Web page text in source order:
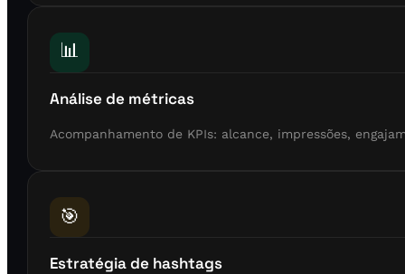
📊
Análise de métricas
Acompanhamento de KPIs: alcance, impressões,
🎯
Estratégia de hashtags